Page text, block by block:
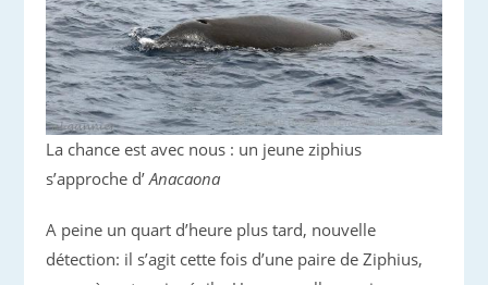
La chance est avec nous : un jeune ziphius
s’approche d’Anacaona
A peine un quart d’heure plus tard, nouvelle
détection: il s’agit cette fois d’une paire de Ziphius,